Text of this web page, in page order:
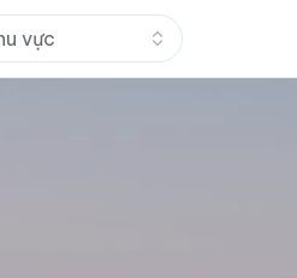
vực Nhấn để